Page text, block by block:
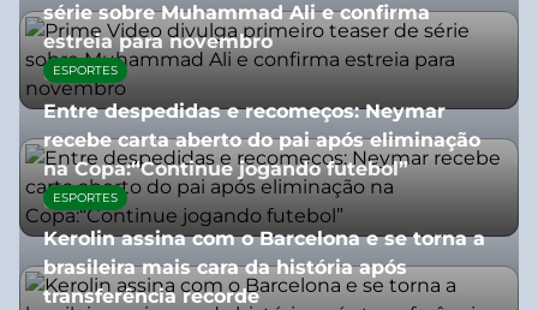
série sobre Muhammad Ali e confirma
estreia para novembro
07/07/2026
ESPORTES
Entre despedidas e recomeços: Neymar
recebe carta aberto do pai após eliminação
na Copa:“Continue jogando futebol”
07/07/2026
ESPORTES
Kerolin assina com o Barcelona e se torna a
brasileira mais cara da história após
transferência recorde